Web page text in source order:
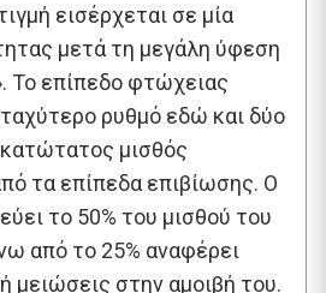
εισέρχεται σε μία
μετά τη μεγάλη ύφεση
Το επίπεδο φτώχειας
ρυθμό εδώ και δύο
μισθός
τα επίπεδα επιβίωσης. Ο
το 50% του μισθού του
από το 25% αναφέρει
μειώσεις στην αμοιβή του.